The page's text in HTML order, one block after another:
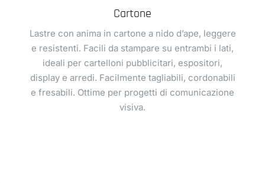
Cartone
Lastre con anima in cartone a nido d’ape, leggere
e resistenti. Facili da stampare su entrambi i lati,
ideali per cartelloni pubblicitari, espositori,
display e arredi. Facilmente tagliabili, cordonabili
e fresabili. Ottime per progetti di comunicazione
visiva.